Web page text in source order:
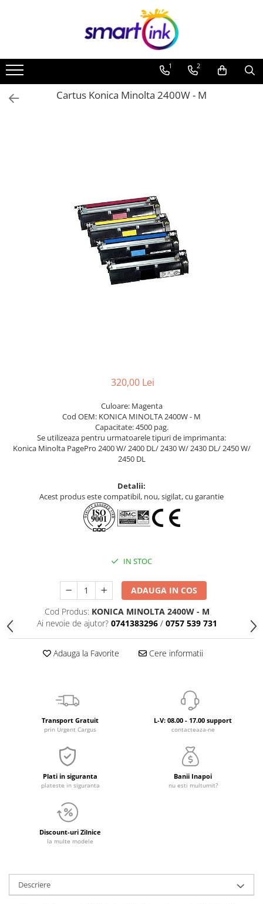
Consumabile
Cartuse si tonere
Pentru firme
1 2
Cartus Konica Minolta 2400W - M
320,00 Lei
Culoare: Magenta
Cod OEM: KONICA MINOLTA 2400W - M
Capacitate: 4500 pag.
Se utilizeaza pentru urmatoarele tipuri de imprimanta:
Konica Minolta PagePro 2400 W/ 2400 DL/ 2430 W/ 2430 DL/ 2450 W/
2450 DL
Detalii:
Acest produs este compatibil, nou, sigilat, cu garantie
IN STOC
ADAUGA IN COS
Cod Produs: KONICA MINOLTA 2400W - M
Ai nevoie de ajutor? 0741383296 / 0757 539 731
Adauga la Favorite Cere informatii
Transport Gratuit
prin Urgent Cargus
L-V: 08.00 - 17.00 support
contacteaza-ne
Plati in siguranta
plateste in siguranta
Banii Inapoi
nu esti multumit?
Discount-uri Zilnice
la multe modele
Descriere